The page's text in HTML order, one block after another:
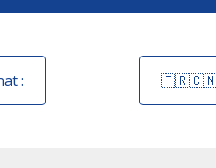
: